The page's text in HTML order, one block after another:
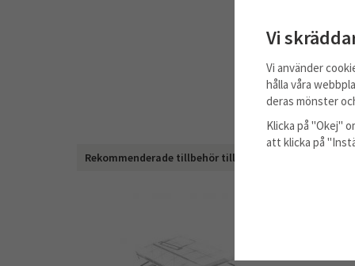
Rekommenderade tillbehör till denna produkt
Vi
Vi använder
hålla våra
deras mönster
Klicka på "Okej"
att klicka på